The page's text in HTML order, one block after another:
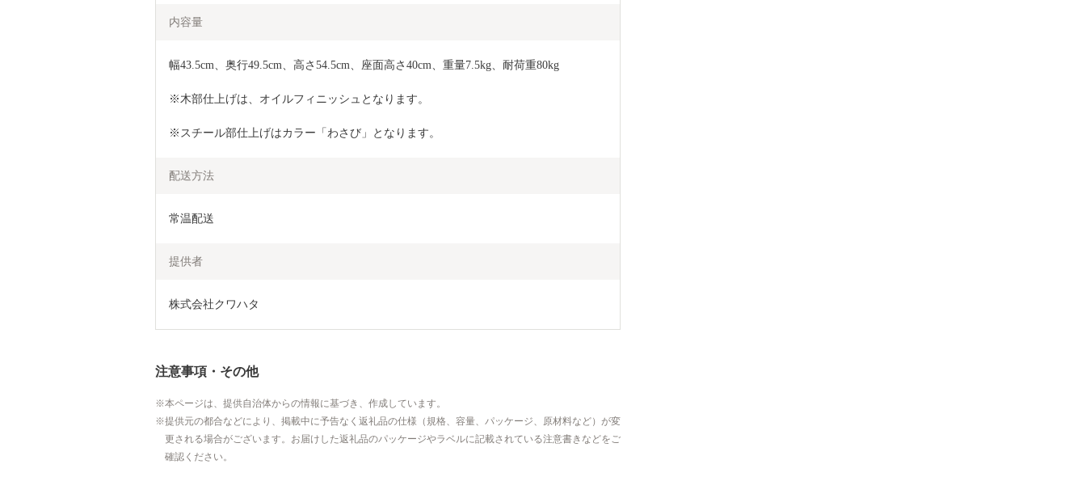
内容量
幅43.5cm、奥行49.5cm、高さ54.5cm、座面高さ40cm、重量7.5kg、耐荷重80kg
※木部仕上げは、オイルフィニッシュとなります。
※スチール部仕上げはカラー「わさび」となります。
配送方法
常温配送
提供者
株式会社クワハタ
注意事項・その他
本ページは、提供自治体からの情報に基づき、作成しています。
提供元の都合などにより、掲載中に予告なく返礼品の仕様（規格、容量、パッケージ、原材料など）が変
更される場合がございます。お届けした返礼品のパッケージやラベルに記載されている注意書きなどをご
確認ください。